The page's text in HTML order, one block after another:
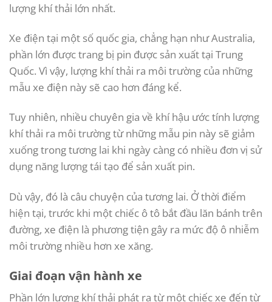
lượng khí thải lớn nhất.
Xe điện tại một số quốc gia, chẳng hạn như Australia,
phần lớn được trang bị pin được sản xuất tại Trung
Quốc. Vì vậy, lượng khí thải ra môi trường của những
mẫu xe điện này sẽ cao hơn đáng kể.
Tuy nhiên, nhiều chuyên gia về khí hậu ước tính lượng
khí thải ra môi trường từ những mẫu pin này sẽ giảm
xuống trong tương lai khi ngày càng có nhiều đơn vị sử
dụng năng lượng tái tạo để sản xuất pin.
Dù vậy, đó là câu chuyện của tương lai. Ở thời điểm
hiện tại, trước khi một chiếc ô tô bắt đầu lăn bánh trên
đường, xe điện là phương tiện gây ra mức độ ô nhiễm
môi trường nhiều hơn xe xăng.
Giai đoạn vận hành xe
Phần lớn lượng khí thải phát ra từ một chiếc xe đến từ